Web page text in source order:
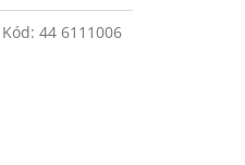
Kód: 44 6111006